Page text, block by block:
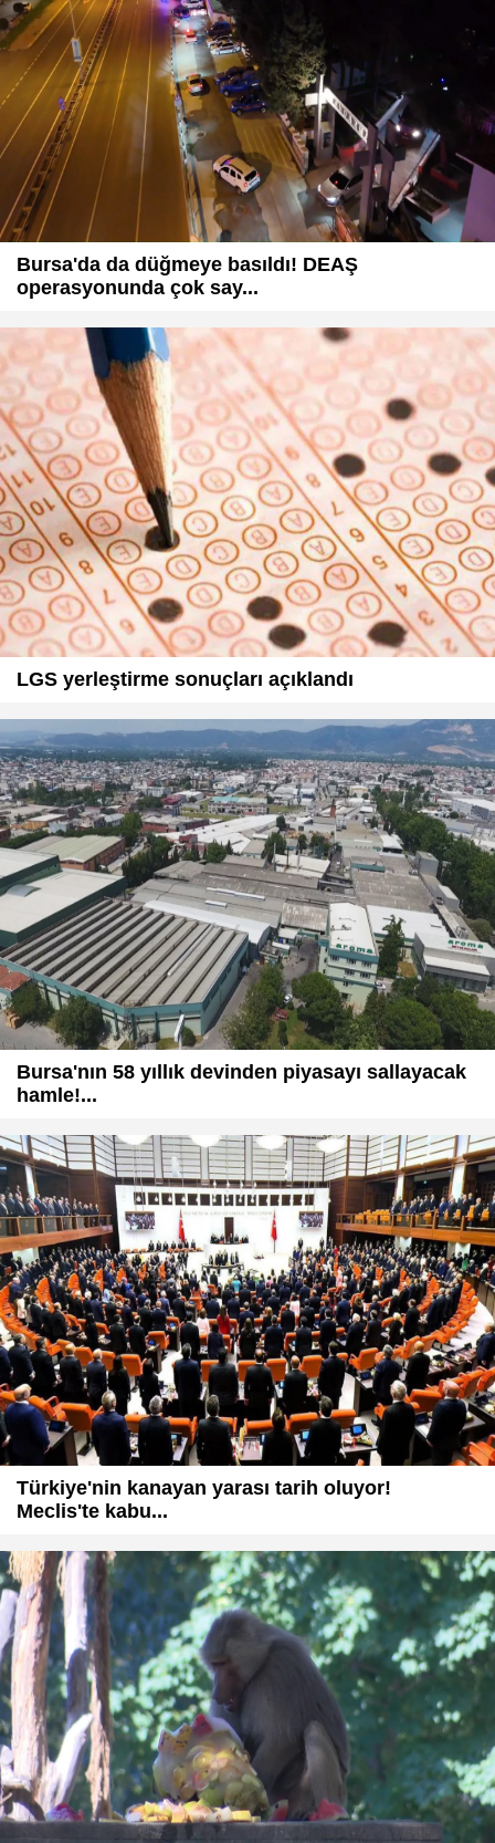
Bursa'da da düğmeye basıldı! DEAŞ
operasyonunda çok say...
LGS yerleştirme sonuçları açıklandı
Bursa'nın 58 yıllık devinden piyasayı sallayacak
hamle!...
Türkiye'nin kanayan yarası tarih oluyor!
Meclis'te kabu...